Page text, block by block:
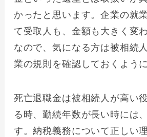
かったと思います。企業の就
て受取人も、金額も大きく変
なので、気になる方は被相続
業の規則を確認しておくよう
死亡退職金は被相続人が高い
る時、勤続年数が長い時には
す。納税義務について正しい